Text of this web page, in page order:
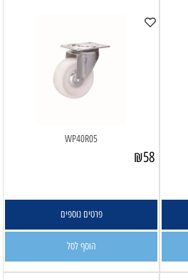
WP40R05
₪58
פרטים נוספים
הוסף לסל